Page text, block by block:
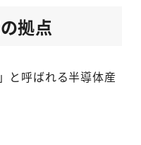
拠点
と呼ばれる半導体産